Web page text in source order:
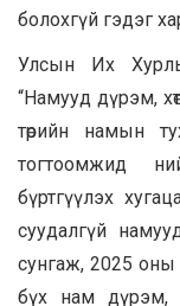
болохгүй гэдэг
Улсын Их
“Намууд дүрэм,
төрийн намын
тогтоомжид
бүртгүүлэх
суудалгүй
сунгаж, 2025 оны
бүх нам дүрэм,